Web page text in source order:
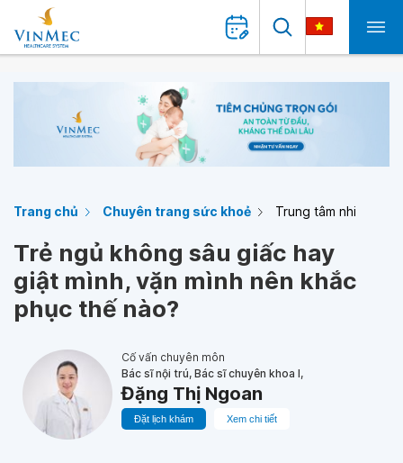
Trang chủ Chuyên trang sức khoẻ Trung tâm nhi
Trẻ ngủ không sâu giấc hay
giật mình, vặn mình nên khắc
phục thế nào?
Cố vấn chuyên môn
Bác sĩ nội trú, Bác sĩ chuyên khoa I,
Đặng Thị Ngoan
Đặt lịch khám Xem chi tiết